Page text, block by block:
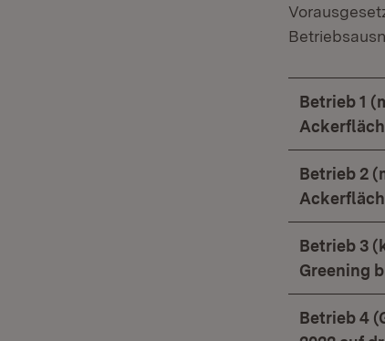
Betrieb 1
Betrieb 2
Betrieb 3
Greening
Betrieb 4